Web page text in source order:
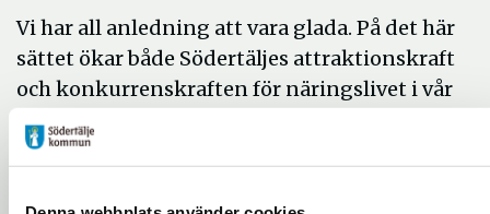
Vi har all anledning att vara glada. På det här
sättet ökar både Södertäljes attraktionskraft
och konkurrenskraften för näringslivet i vår
kommun.
Huvudsyftet med vårt deltagande i